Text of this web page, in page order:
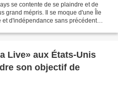
se contente de se plaindre et de
grand mépris. Il se moque d'une Île
d'indépendance sans précédent
Live» aux États-Unis
son objectif de